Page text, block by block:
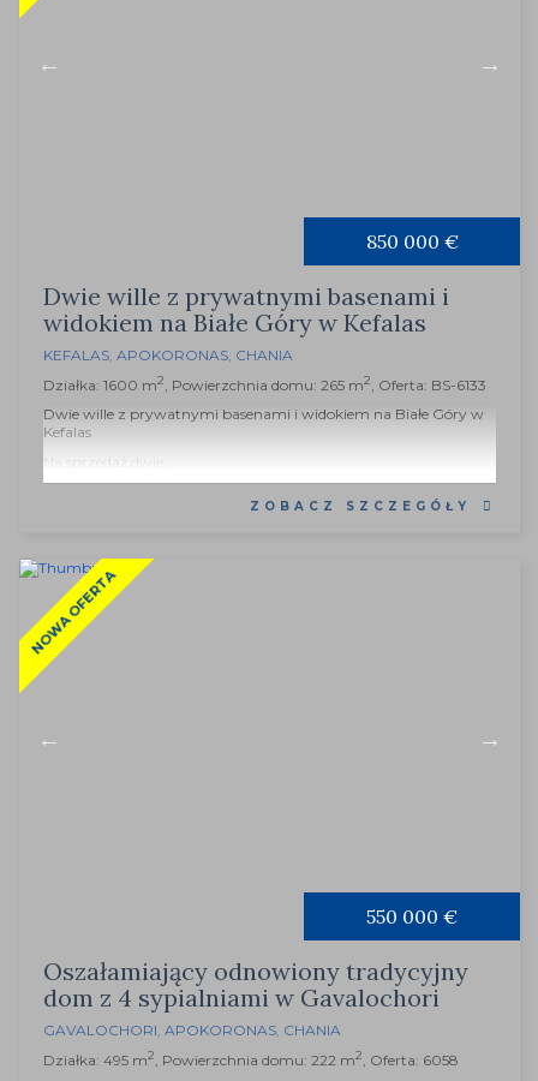
850 000 €
Dwie wille z prywatnymi basenami i
widokiem na Białe Góry w Kefalas
KEFALAS, APOKORONAS, CHANIA
Działka: 1600 m2, Powierzchnia domu: 265 m2, Oferta: BS-6133
Dwie wille z prywatnymi basenami i widokiem na Białe Góry w
Kefalas
Na sprzedaż dwie...
ZOBACZ SZCZEGÓŁY
NOWA OFERTA
550 000 €
Oszałamiający odnowiony tradycyjny
dom z 4 sypialniami w Gavalochori
GAVALOCHORI, APOKORONAS, CHANIA
Działka: 495 m2, Powierzchnia domu: 222 m2, Oferta: 6058